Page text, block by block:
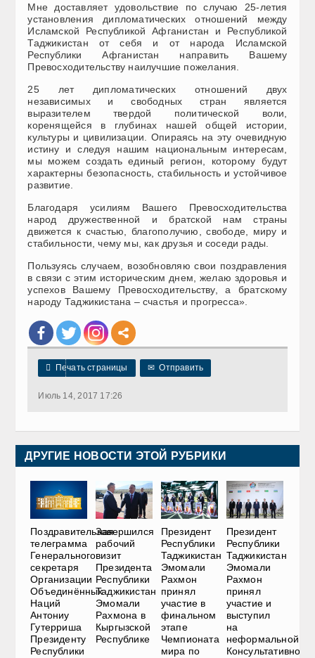
Мне доставляет удовольствие по случаю 25-летия
установления дипломатических отношений между
Исламской Республикой Афганистан и Республикой
Таджикистан от себя и от народа Исламской
Республики Афганистан направить Вашему
Превосходительству наилучшие пожелания.
25 лет дипломатических отношений двух
независимых и свободных стран является
выразителем твердой политической воли,
коренящейся в глубинах нашей общей истории,
культуры и цивилизации. Опираясь на эту очевидную
истину и следуя нашим национальным интересам,
мы можем создать единый регион, которому будут
характерны безопасность, стабильность и устойчивое
развитие.
Благодаря усилиям Вашего Превосходительства
народ дружественной и братской нам страны
движется к счастью, благополучию, свободе, миру и
стабильности, чему мы, как друзья и соседи рады.
Пользуясь случаем, возобновляю свои поздравления
в связи с этим историческим днем, желаю здоровья и
успехов Вашему Превосходительству, а братскому
народу Таджикистана – счастья и прогресса».
 Печать страницы ✉ Отправить
Июль 14, 2017 17:26
ДРУГИЕ НОВОСТИ ЭТОЙ РУБРИКИ
Поздравительная
телеграмма
Генерального
секретаря
Организации
Объединённых
Наций
Антониу
Гутерриша
Президенту
Республики
Завершился
рабочий
визит
Президента
Республики
Таджикистан
Эмомали
Рахмона в
Кыргызской
Республике
Президент
Республики
Таджикистан
Эмомали
Рахмон
принял
участие в
финальном
этапе
Чемпионата
мира по
Президент
Республики
Таджикистан
Эмомали
Рахмон
принял
участие и
выступил
на
неформальной
Консультативной